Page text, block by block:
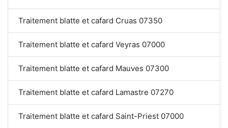
Traitement blatte et cafard Cruas 07350
Traitement blatte et cafard Veyras 07000
Traitement blatte et cafard Mauves 07300
Traitement blatte et cafard Lamastre 07270
Traitement blatte et cafard Saint-Priest 07000